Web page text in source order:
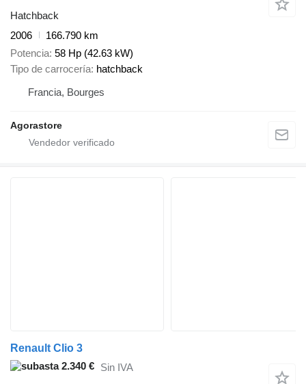
Hatchback
2006
166.790 km
Potencia 58 Hp (42.63 kW)
Tipo de carrocería hatchback
Francia, Bourges
Agorastore
Renault Clio 3
2.340 € Sin IVA